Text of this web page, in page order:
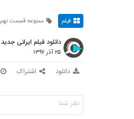
فیلم ممنوعه قسمت نهم
دانلود فیلم ایرانی جدید 2019
۲۵ آذر ۱۳۹۷
دانلود اشتراک